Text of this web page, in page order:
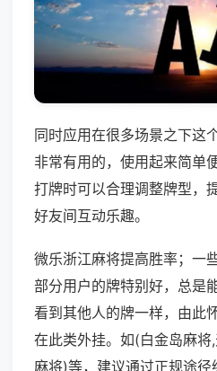
同时应用在很多场景之下这
非常有用的，使用起来简单
打牌时可以合理调整牌型，
好友间互动乐趣。
微乐浙江麻将提高胜率；一
部分用户的牌特别好，总是
看到其他人的牌一样，由此
在此类外挂。如(白金岛麻将
麻将)等，建议通过正规途径